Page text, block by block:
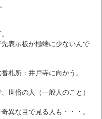
表示板が極端に少ないんで
札所：井戸寺に向かう。
世俗の人（一般人のこと）
異な目で見る人も・・・。